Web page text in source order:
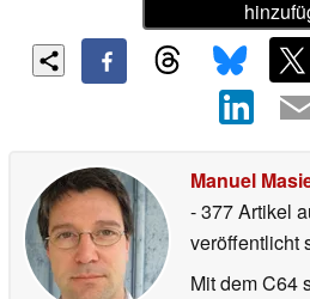
Manuel
- 377 Artikel
veröffentlicht
Mit dem C64